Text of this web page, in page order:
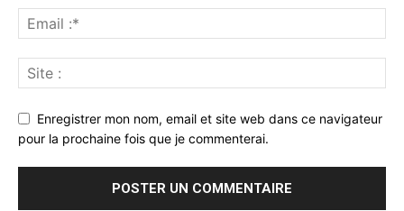
Enregistrer mon nom, email et site web dans ce navigateur
pour la prochaine fois que je commenterai.